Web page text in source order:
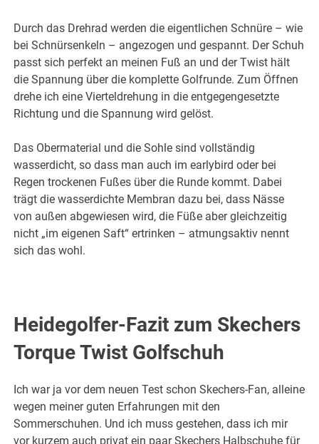
Durch das Drehrad werden die eigentlichen Schnüre – wie
bei Schnürsenkeln – angezogen und gespannt. Der Schuh
passt sich perfekt an meinen Fuß an und der Twist hält
die Spannung über die komplette Golfrunde. Zum Öffnen
drehe ich eine Vierteldrehung in die entgegengesetzte
Richtung und die Spannung wird gelöst.
Das Obermaterial und die Sohle sind vollständig
wasserdicht, so dass man auch im earlybird oder bei
Regen trockenen Fußes über die Runde kommt. Dabei
trägt die wasserdichte Membran dazu bei, dass Nässe
von außen abgewiesen wird, die Füße aber gleichzeitig
nicht „im eigenen Saft“ ertrinken – atmungsaktiv nennt
sich das wohl.
Heidegolfer-Fazit zum Skechers
Torque Twist Golfschuh
Ich war ja vor dem neuen Test schon Skechers-Fan, alleine
wegen meiner guten Erfahrungen mit den
Sommerschuhen. Und ich muss gestehen, dass ich mir
vor kurzem auch privat ein paar Skechers Halbschuhe für